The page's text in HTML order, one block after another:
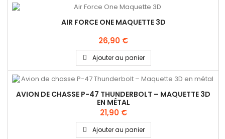
AIR FORCE ONE MAQUETTE 3D
26,90 €
Ajouter au panier
AVION DE CHASSE P-47 THUNDERBOLT – MAQUETTE 3D
EN MÉTAL
21,90 €
Ajouter au panier